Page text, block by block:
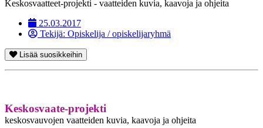
Keskosvaatteet-projekti - vaatteiden kuvia, kaavoja ja ohjeita
25.03.2017
Tekijä: Opiskelija / opiskelijaryhmä
Lisää suosikkeihin
Keskosvaate-projekti
keskosvauvojen vaatteiden kuvia, kaavoja ja ohjeita